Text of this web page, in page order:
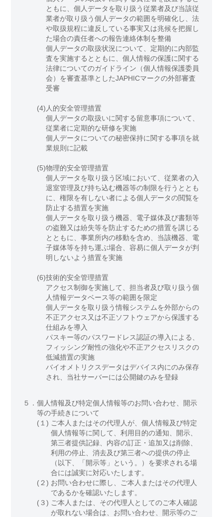
ともに、個人データを取り扱う従業者及び当該従
業者が取り扱う個人データの範囲を明確化し、法
や取扱規程に違反している事実又は兆候を把握し
た場合の責任者への報告連絡体制を整備
個人データの取扱状況について、定期的に内部監
査を実施するとともに、個人情報の保護に関する
法律についてのガイドライン（個人情報保護委員
会）を審査基準としたJAPHICマークの外部審査
受審
(4) 人的安全管理措置
個人データの取扱いに関する留意事項について、
従業者に定期的な研修を実施
個人データについての秘密保持に関する事項を就
業規則に記載
(5)物理的安全管理措置
個人データを取り扱う区域において、従業者の入
退室管理及び持ち込む機器等の制限を行うととも
に、権限を有しない者による個人データの閲覧を
防止する措置を実施
個人データを取り扱う機器、電子媒体及び書類等
の盗難又は紛失等を防止するための措置を講じる
とともに、事業所内の移動を含め、当該機器、電
子媒体等を持ち運ぶ場合、容易に個人データが判
明しないよう措置を実施
(6)技術的安全管理措置
アクセス制御を実施して、担当者及び取り扱う個
人情報データベース等の範囲を限定
個人データを取り扱う情報システムを外部からの
不正アクセス又は不正ソフトウェアから保護する
仕組みを導入
パスキー等のパスワードレス認証の導入による、
フィッシング耐性の強化や不正アクセスリスクの
低減措置の実施
バイオメトリクスデータはデバイス内にのみ保存
され、当社サーバーには公開鍵のみを登録
５．個人情報及び特定個人情報等のお問い合わせ、開示
等の手続きについて
(１) ご本人またはその代理人が、個人情報及び特定
個人情報等に関して、利用目的の通知、開示、
第三者提供記録、内容の訂正・追加又は削除、
利用の停止、消去及び第三者への提供の停止
（以下、「開示等」という。）を要求される場
合には誠実に対応いたします。
(２) お問い合わせに際し、ご本人またはその代理人
であるかを確認いたします。
(３) ご本人または、その代理人としてのご本人確認
が取れない場合は、お問い合わせ、開示等のご